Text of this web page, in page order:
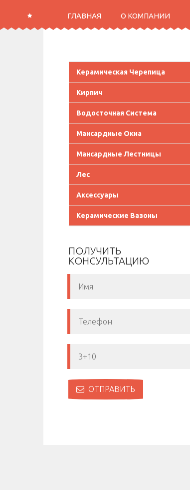
ГЛАВНАЯ О КОМПАНИИ
Керамическая Черепица
Кирпич
Водосточная Система
Мансардные Окна
Мансардные Лестницы
Лес
Аксессуары
Керамические Вазоны
ПОЛУЧИТЬ
КОНСУЛЬТАЦИЮ
ОТПРАВИТЬ